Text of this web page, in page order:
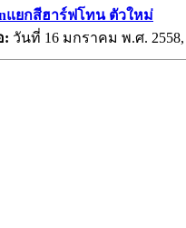
แยกสีฮาร์ฟโทน ตัวใหม่
: วันที่ 16 มกราคม พ.ศ. 2558,